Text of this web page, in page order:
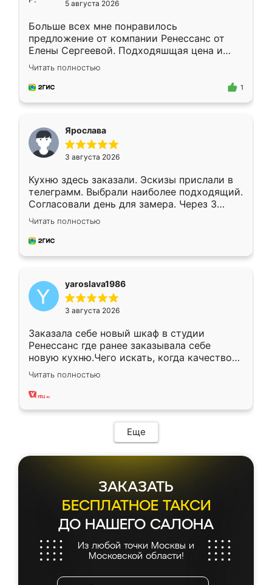
5 августа 2026
Больше всех мне понравилось
предложение от компании Ренессанс от
Елены Сергеевой. Подходяшщая цена и
короткие сроки изготовления. Приехавший
для замера сотрудник Владислав
предложил по моему эскизу самый
Читать полностью
1
Ярослава
3 августа 2026
Кухню здесь заказали. Эскизы прислали в
телеграмм. Выбрали наиболее подходящий.
Согласовали день для замера. Через 3
недели кухня была уже готова. Остались
довольны работой. Спасибо Ренессанс
мебель за качественную работу!
Читать полностью
yaroslava1986
3 августа 2026
Заказала себе новый шкаф в студии
Ренессанс где ранее заказывала себе
новую кухню.Чего искать, когда качеством
вполне довольна. Служит кухня уже почти
два года, нареканий нет.
Читать полностью
Еще
ЗАКАЗАТЬ
БЕСПЛАТНОЕ ТАКСИ
ДО НАШЕГО САЛОНА
Из любой точки Москвы и
Московской области!